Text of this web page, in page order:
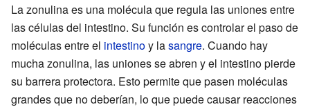
La zonulina es una molécula que regula las uniones entre
las células del intestino. Su función es controlar el paso de
moléculas entre el intestinoy lasangre. Cuando hay
mucha zonulina, las uniones se abren y el intestino pierde
su barrera protectora. Esto permite que pasen moléculas
grandes que no deberían, lo que puede causar reacciones